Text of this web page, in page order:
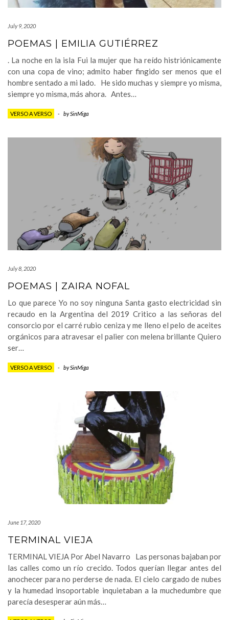
July 9, 2020
POEMAS | EMILIA GUTIÉRREZ
. La noche en la isla Fui la mujer que ha reído histriónicamente
con una copa de vino; admito haber fingido ser menos que el
hombre sentado a mi lado. He sido muchas y siempre yo misma,
siempre yo misma, más ahora. Antes…
VERSO A VERSO - bySinMiga
July 8, 2020
POEMAS | ZAIRA NOFAL
Lo que parece Yo no soy ninguna Santa gasto electricidad sin
recaudo en la Argentina del 2019 Critico a las señoras del
consorcio por el carré rubio ceniza y me lleno el pelo de aceites
orgánicos para atravesar el palier con melena brillante Quiero
ser…
VERSO A VERSO - bySinMiga
June 17, 2020
TERMINAL VIEJA
TERMINAL VIEJA Por Abel Navarro Las personas bajaban por
las calles como un río crecido. Todos querían llegar antes del
anochecer para no perderse de nada. El cielo cargado de nubes
y la humedad insoportable inquietaban a la muchedumbre que
parecía desesperar aún más…